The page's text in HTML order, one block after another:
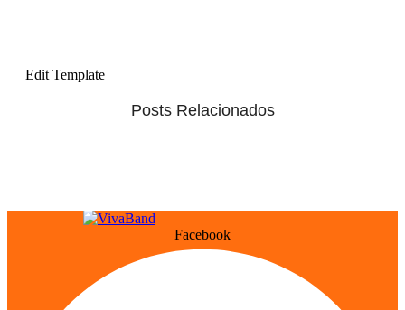
Edit Template
Posts Relacionados
Facebook